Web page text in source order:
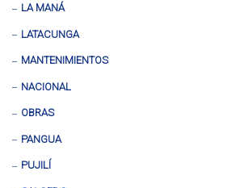
LA MANÁ
LATACUNGA
MANTENIMIENTOS
NACIONAL
OBRAS
PANGUA
PUJILÍ